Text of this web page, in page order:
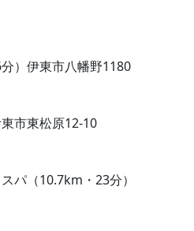
）伊東市八幡野1180
市東松原12-10
パ（10.7km・23分）